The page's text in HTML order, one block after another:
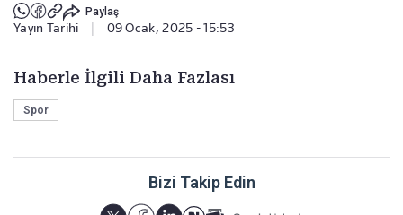
Paylaş
Yayın Tarihi 09 Ocak, 2025 - 15:53
Haberle İlgili Daha Fazlası
Spor
Bizi Takip Edin